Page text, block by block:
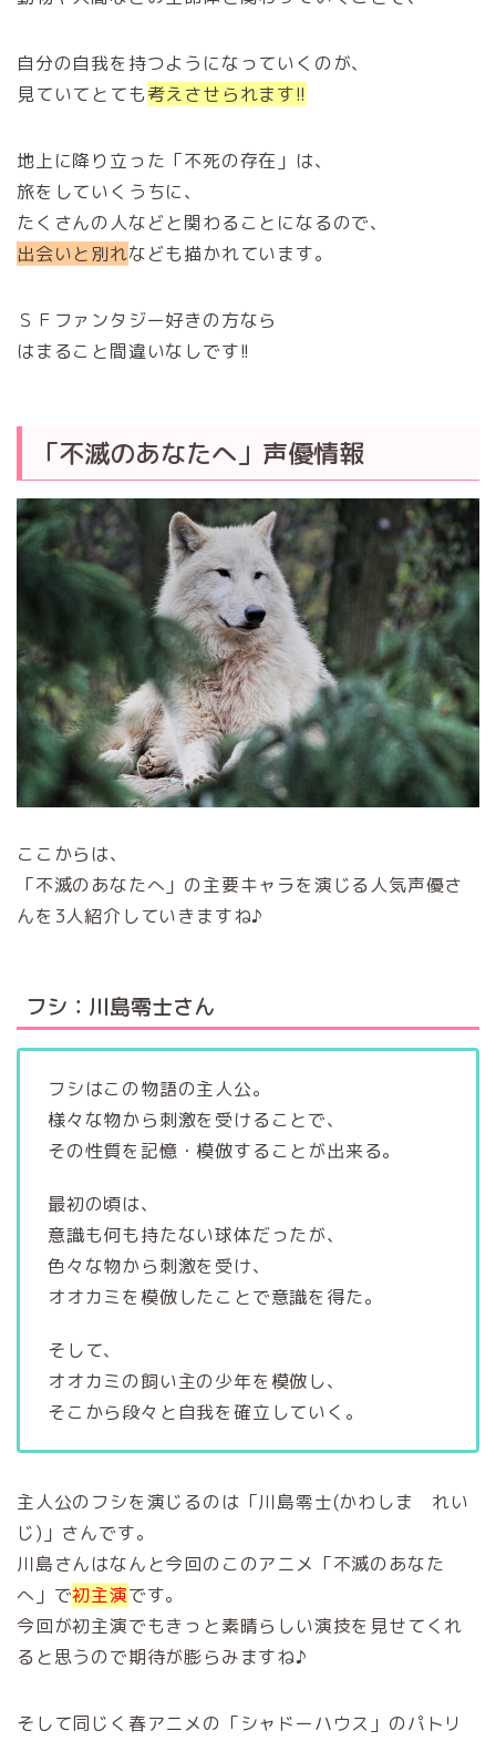
自分の自我を持つようになっていくのが、
見ていてとても考えさせられます!!
地上に降り立った「不死の存在」は、
旅をしていくうちに、
たくさんの人などと関わることになるので、
出会いと別れなども描かれています。
ＳＦファンタジー好きの方なら
はまること間違いなしです!!
「不滅のあなたへ」声優情報
ここからは、
「不滅のあなたへ」の主要キャラを演じる人気声優さ
んを3人紹介していきますね♪
フシ：川島零士さん
フシはこの物語の主人公。
様々な物から刺激を受けることで、
その性質を記憶・模倣することが出来る。
最初の頃は、
意識も何も持たない球体だったが、
色々な物から刺激を受け、
オオカミを模倣したことで意識を得た。
そして、
オオカミの飼い主の少年を模倣し、
そこから段々と自我を確立していく。
主人公のフシを演じるのは「川島零士(かわしま れい
じ)」さんです。
川島さんはなんと今回のこのアニメ「不滅のあなた
へ」で初主演です。
今回が初主演でもきっと素晴らしい演技を見せてくれ
ると思うので期待が膨らみますね♪
そして同じく春アニメの「シャドーハウス」のパトリ